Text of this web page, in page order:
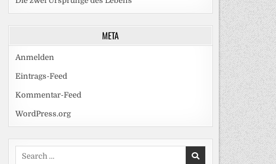
META
Anmelden
Eintrags-Feed
Kommentar-Feed
WordPress.org